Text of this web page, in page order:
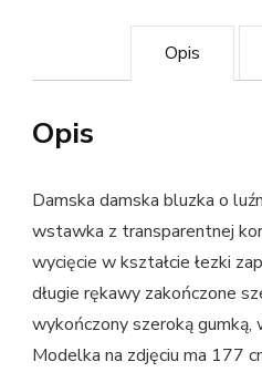
Opis
Opis
Damska damska bluzka o
wstawka z transparentnej
wycięcie w kształcie łezki
długie rękawy zakończone
wykończony szeroką gumką,
Modelka na zdjęciu ma 177